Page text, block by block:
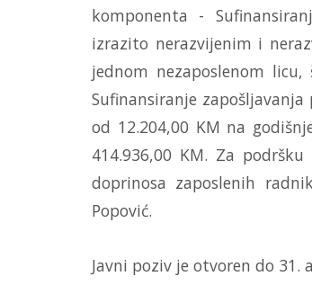
komponenta -
izrazito nerazvijenim i
jednom nezaposlenom
Sufinansiranje
od 12.204,00 KM na
414.936,00 KM. Za
doprinosa zaposlenih
Popović.
Javni poziv je otvoren do 31.